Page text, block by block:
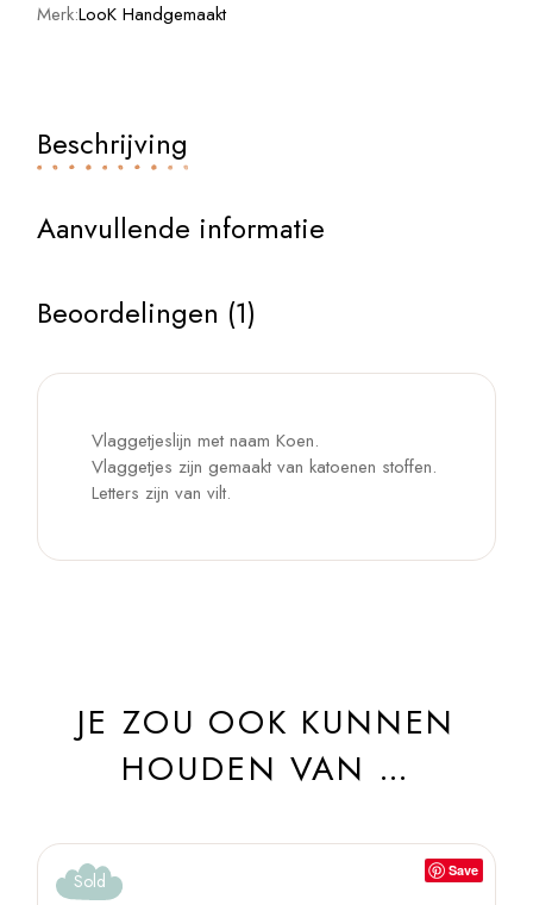
Merk:LooK Handgemaakt
Beschrijving
Aanvullende informatie
Beoordelingen (1)
Vlaggetjeslijn met naam Koen.
Vlaggetjes zijn gemaakt van katoenen stoffen.
Letters zijn van vilt.
JE ZOU OOK KUNNEN
HOUDEN VAN …
Save
Sold